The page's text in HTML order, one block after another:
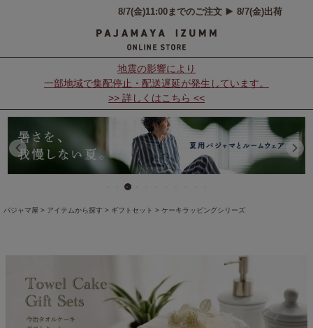
地震の影響により
一部地域で集配停止・配送遅延が発生しています。
>> 詳しくはこちら <<
パジャマ屋 アイテムから探す ギフトセット ケーキラッピングシリーズ